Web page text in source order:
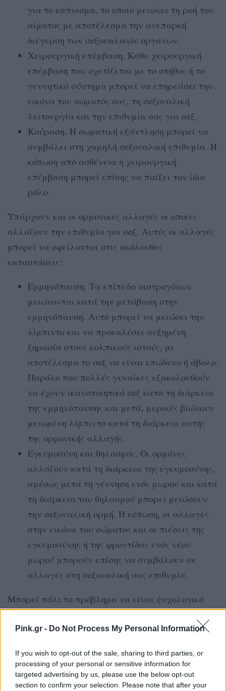
Pink.gr - Do Not Process My Personal Information
If you wish to opt-out of the sale, sharing to third parties, or
processing of your personal or sensitive information for
targeted advertising by us, please use the below opt-out
section to confirm your selection. Please note that after your
για το κάπνισμα, το οποίο μειώνει τη ροή του
αίματος με αποτέλεσμα την ανεπαρκή
διέγερση των σeξουαλικών οργάνων.
Χειρουργική επέμβαση. Κάθε χειρουργική
επέμβαση που σχετίζεται με το στήθος ή το
γεννητικό σύστημα μπορεί να επηρεάσει την
εικόνα του σώματός σας, τη σeξουαλική
λειτουργία και την επιθυμία σας για σeξ.
Κούραση. Η σωματική εξάντληση μπορεί να
συμβάλει στη χαμηλή σeξουαλική επιθυμία. Η
κόπωση από ασθένεια ή χειρουργική
επέμβαση μπορεί επίσης να παίξει τον ίδιο
ρόλο.
Υπάρχουν και οι ορμονικές αλλαγές οι οποίες
αλλάζουν την επιθυμία για σeξ. Αυτές οι αλλαγές
μπορεί να οφείλονται στις ακόλουθες
καταστάσεις:
Εμμηνόπαυση. Τα επίπεδα οιστρογόνων
μειώνονται κατά την μετάβαση στην
εμμηνόπαυση. Αυτό μπορεί να μειώσει την
λίμπιντο και να προκαλέσει αυξημένη
ξηρασία στους κολπικούς ιστούς, με
αποτέλεσμα το σeξ να είναι επώδυνο ή άβολο.
Παρόλο που πολλές γυναίκες εξακολουθούν
να έχουν ικανοποιητικό σeξ κατά τη διάρκεια
της εμμηνόπαυσης και μετά, μερικές βιώνουν
μειωμένη λίμπιντο κατά τη διάρκεια αυτής
της ορμονικής αλλαγής.
Εγκυμοσύνη και θηλασμός. Οι ορμόνες
αλλάζουν κατά τη διάρκεια της εγκυμοσύνης,
αμέσως μετά τη γέννηση ενός μωρού και κατά
τη διάρκεια του θηλασμού μπορεί μειώσουν
την σeξουαλική ορμή. Η κόπωση, οι αλλαγές
στην εικόνα του σώματος και οι πιέσεις της
εγκυμοσύνης ή της φροντίδας ενός νέου
μωρού μπορούν επίσης να συμβάλουν σε
αλλαγές στη σeξουαλική σας επιθυμία.
Μπορεί πάλι το πρόβλημα να είναι ψυχολογικό
και να προέρχεται από τις παρακάτω αιτίες:
Άγχος (π.χ. για οικονομικούς ή εργασιακούς
λόγους)
Κακή αυτο-εικόνα σώματος